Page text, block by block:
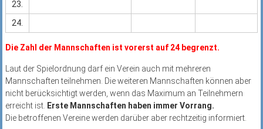
23.
24.
Die Zahl der Mannschaften ist vorerst auf 24 begrenzt.
Laut der Spielordnung darf ein Verein auch mit mehreren
Mannschaften teilnehmen. Die weiteren Mannschaften können aber
nicht berücksichtigt werden, wenn das Maximum an Teilnehmern
erreicht ist. Erste Mannschaften haben immer Vorrang.
Die betroffenen Vereine werden darüber aber rechtzeitig informiert.